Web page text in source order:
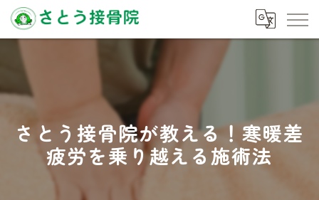
さとう接骨院が教える！寒暖差
疲労を乗り越える施術法